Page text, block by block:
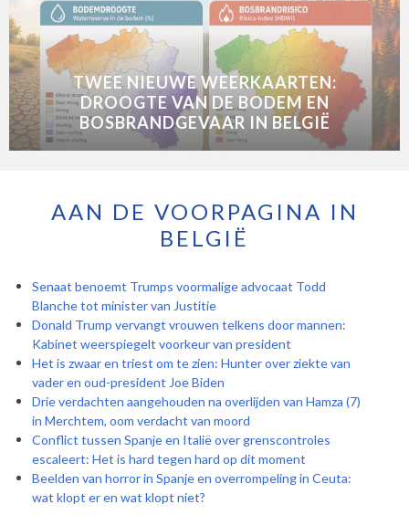
TWEE NIEUWE WEERKAARTEN:
DROOGTE VAN DE BODEM EN
BOSBRANDGEVAAR IN BELGIË
AAN DE VOORPAGINA IN
BELGIË
Senaat benoemt Trumps voormalige advocaat Todd
Blanche tot minister van Justitie
Donald Trump vervangt vrouwen telkens door mannen:
Kabinet weerspiegelt voorkeur van president
Het is zwaar en triest om te zien: Hunter over ziekte van
vader en oud-president Joe Biden
Drie verdachten aangehouden na overlijden van Hamza (7)
in Merchtem, oom verdacht van moord
Conflict tussen Spanje en Italië over grenscontroles
escaleert: Het is hard tegen hard op dit moment
Beelden van horror in Spanje en overrompeling in Ceuta:
wat klopt er en wat klopt niet?